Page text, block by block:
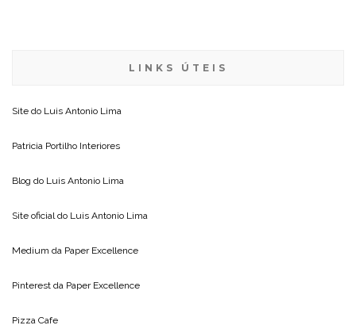
LINKS ÚTEIS
Site do Luis Antonio Lima
Patricia Portilho Interiores
Blog do Luis Antonio Lima
Site oficial do Luis Antonio Lima
Medium da Paper Excellence
Pinterest da Paper Excellence
Pizza Cafe